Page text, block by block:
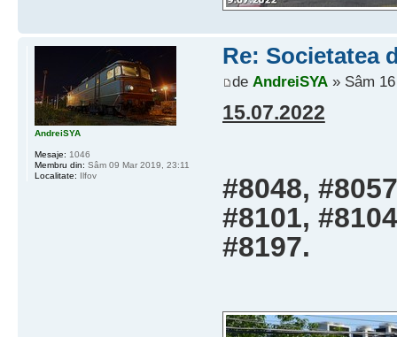
Re: Societatea
de AndreiSYA» Sâm 16
15.07.2022
#8048,
#8101,
#8197.
AndreiSYA
Mesaje: 1046
Membru din: Sâm 09 Mar 2019, 23:11
Localitate: Ilfov